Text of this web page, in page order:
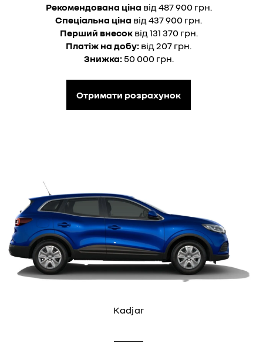
Рекомендована ціна від 487 900 грн.
Спеціальна ціна від 437 900 грн.
Перший внесоквід 131 370 грн.
Платіж на добу: від 207 грн.
Знижка:50 000 грн.
Отримати розрахунок
Kadjar